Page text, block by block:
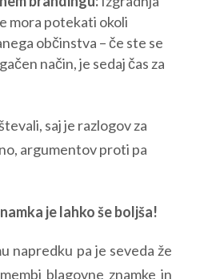
mora potekati okoli
občinstva – če ste se
način, je sedaj čas za
saj je razlogov za
argumentov proti pa
je lahko še boljša!
napredku pa je seveda že
blagovne znamke in